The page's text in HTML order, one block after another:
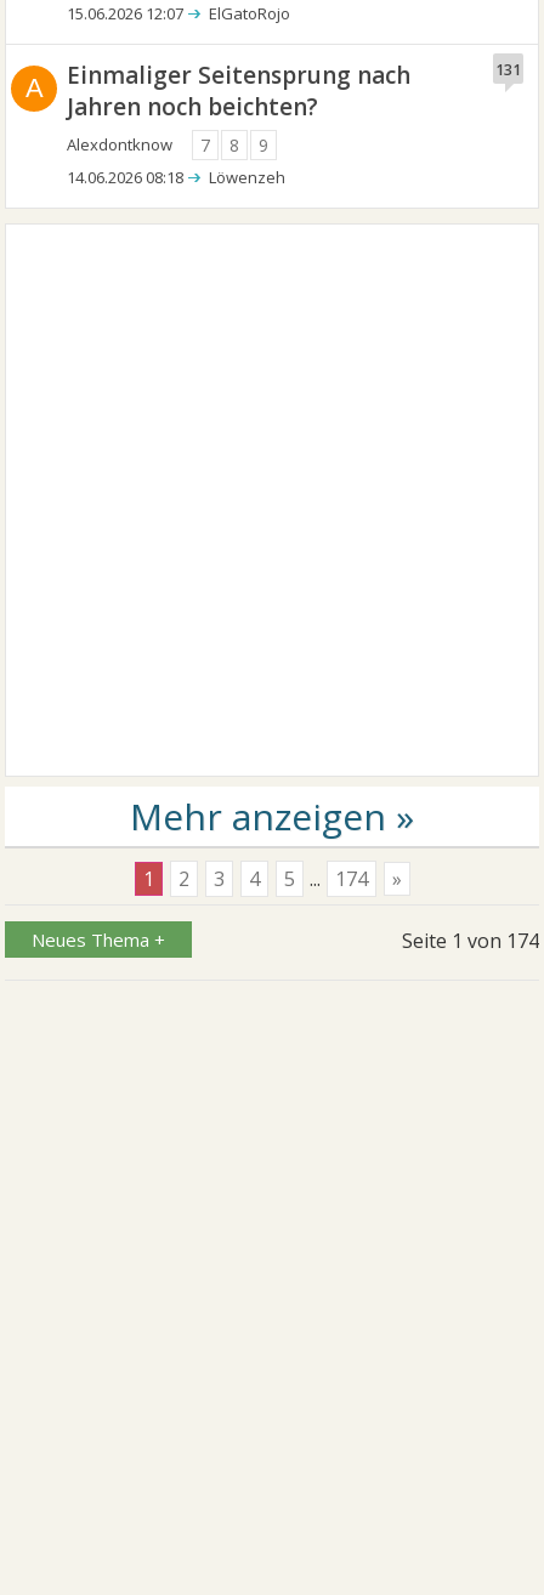
15.06.2026 12:07 ElGatoRojo
A
Einmaliger Seitensprung nach
Jahren noch beichten?
Alexdontknow 7 8 9
131
14.06.2026 08:18 Löwenzeh
1 2 3 4 5 ... 174 »
Seite 1 von 174
Neues Thema +